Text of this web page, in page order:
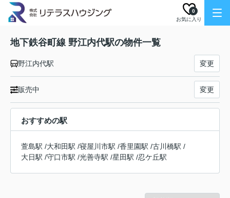
お気に入り
0
地下鉄谷町線 野江内代駅の物件一覧
野江内代駅 変更
販売中 変更
おすすめの駅
萱島駅 /大和田駅 /寝屋川市駅 /香里園駅 /古川橋駅 /
大日駅 /守口市駅 /光善寺駅 /星田駅 /忍ケ丘駅